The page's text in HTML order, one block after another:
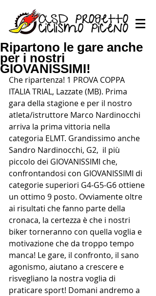
Ripartono le gare anche
per i nostri
GIOVANISSIMI!
Che ripartenza! 1 PROVA COPPA
ITALIA TRIAL, Lazzate (MB). Prima
gara della stagione e per il nostro
atleta/istruttore Marco Nardinocchi
arriva la prima vittoria nella
categoria ELMT. Grandissimo anche
Sandro Nardinocchi, G2,  il più
piccolo dei GIOVANISSIMI che,
confrontandosi con GIOVANISSIMI di
categorie superiori G4-G5-G6 ottiene
un ottimo 9 posto. Ovviamente oltre
ai risultati che fanno parte della
cronaca, la certezza è che i nostri
biker torneranno con quella voglia e
motivazione che da troppo tempo
manca! Le gare, il confronto, il sano
agonismo, aiutano a crescere e
risvegliano la nostra voglia di
praticare sport! Domani andremo a